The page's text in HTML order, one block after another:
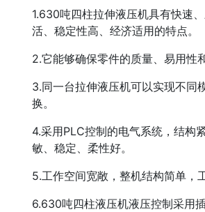
1.630吨四柱拉伸液压机具有快速
活、稳定性高、经济适用的特点。
2.它能够确保零件的质量、易用性
3.同一台拉伸液压机可以实现不同
换。
4.采用PLC控制的电气系统，结构
敏、稳定、柔性好。
5.工作空间宽敞，整机结构简单，
6.630吨四柱液压机液压控制采用